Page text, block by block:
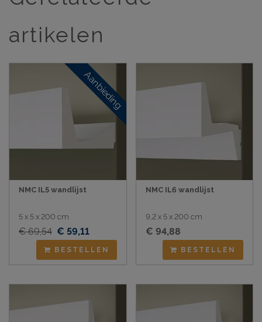
artikelen
Aanbieding
NMC IL5 wandlijst
5 x 5 x 200 cm
€ 69,54 € 59,11
BESTELLEN
NMC IL6 wandlijst
9,2 x 5 x 200 cm
€ 94,88
BESTELLEN